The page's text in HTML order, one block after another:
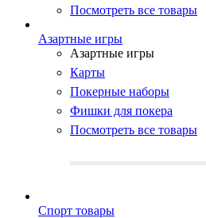
Посмотреть все товары
Азартные игры
Азартные игры
Карты
Покерные наборы
Фишки для покера
Посмотреть все товары
Cпорт товары